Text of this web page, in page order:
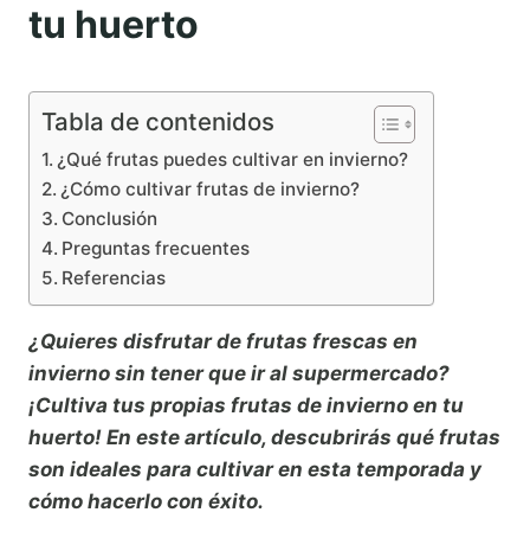
tu huerto
Tabla de contenidos
¿Qué frutas puedes cultivar en invierno?
¿Cómo cultivar frutas de invierno?
Conclusión
Preguntas frecuentes
Referencias
¿Quieres disfrutar de frutas frescas en
invierno sin tener que ir al supermercado?
¡Cultiva tus propias frutas de invierno en tu
huerto! En este artículo, descubrirás qué frutas
son ideales para cultivar en esta temporada y
cómo hacerlo con éxito.